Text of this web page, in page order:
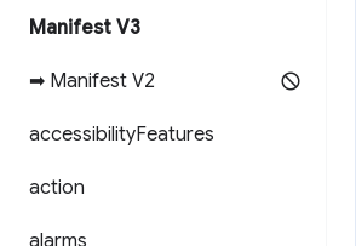
Manifest V3
➡ Manifest V2
accessibilityFeatures
action
alarms